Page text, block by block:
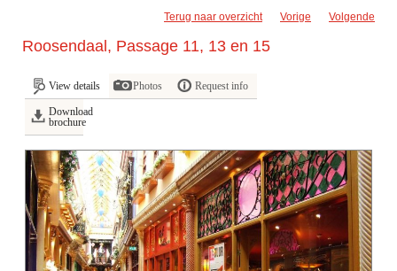
Terug naar overzicht Vorige Volgende
Roosendaal, Passage 11, 13 en 15
View details Photos Request info
Download
brochure